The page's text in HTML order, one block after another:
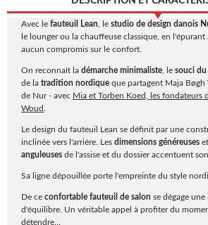
Avec le fauteuil Lean , le studio de design danois
le lounger ou la chauffeuse classique, en l'épurant
aucun compromis sur le confort.
On reconnaît la démarche minimaliste , le souci du
de la tradition nordique que partagent Maja
de Nur - avec Mia et Torben Koed, les fondateurs
Woud
Le design du fauteuil Lean se définit par une
inclinée vers l'arrière. Les dimensions généreuses
anguleuses de l'assise et du dossier accentuent son
Sa ligne dépouillée porte l'empreinte du style
De ce confortable fauteuil de salon se dégage
d'équilibre. Un véritable appel à profiter du
détendre...